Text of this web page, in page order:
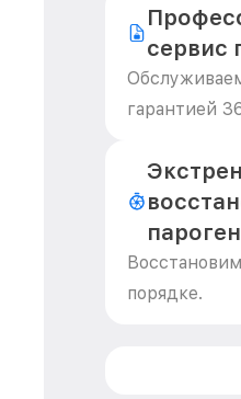
сервис
гарантией
порядке.